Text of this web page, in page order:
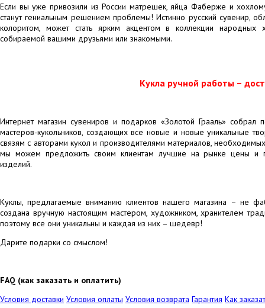
Если вы уже привозили из России матрешек, яйца Фаберже и
станут гениальным решением проблемы! Истинно русский сувенир,
колоритом, может стать ярким акцентом в коллекции народных
собираемой вашими друзьями или знакомыми.
Кукла ручной работы –
Интернет магазин сувениров и подарков «Золотой Грааль»
мастеров-кукольников, создающих все новые и новые уникальные
связям с авторами кукол и производителями материалов,
мы можем предложить своим клиентам лучшие на рынке цены и
изделий.
Куклы, предлагаемые вниманию клиентов нашего магазина – не
создана вручную настоящим мастером, художником, хранителем
поэтому все они уникальны и каждая из них – шедевр!
Дарите подарки со смыслом!
FAQ (как заказать и оплатить)
Условия доставки Условия оплаты Условия возврата Гарантия Как